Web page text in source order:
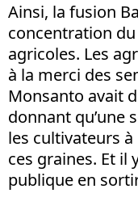
Ainsi, la fusion
concentration
agricoles. Les
à la merci des
Monsanto avait
donnant qu’une
les cultivateurs
ces graines. Et il
publique en